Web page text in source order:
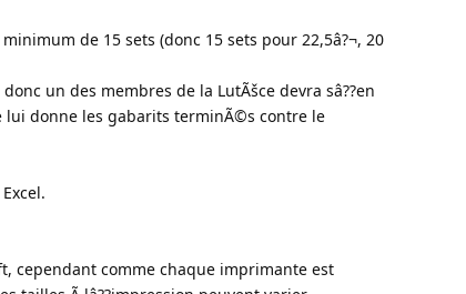
de 15 sets (donc 15 sets pour 22,5â?¬, 20
un des membres de la LutÃšce devra sâ??en
lui donne les gabarits terminÃ©s contre le
cependant comme chaque imprimante est